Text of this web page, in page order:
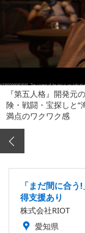
『第五人格』開発元
険・戦闘・宝探しと“
満点のワクワク感
「まだ間に合
得支援あり
株式会社RIOT
愛知県